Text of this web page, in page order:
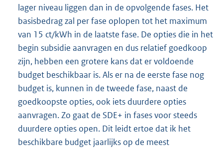
lager niveau liggen dan in de opvolgende fases. Het
basisbedrag zal per fase oplopen tot het maximum
van 15 ct/kWh in de laatste fase. De opties die in het
begin subsidie aanvragen en dus relatief goedkoop
zijn, hebben een grotere kans dat er voldoende
budget beschikbaar is. Als er na de eerste fase nog
budget is, kunnen in de tweede fase, naast de
goedkoopste opties, ook iets duurdere opties
aanvragen. Zo gaat de SDE+ in fases voor steeds
duurdere opties open. Dit leidt ertoe dat ik het
beschikbare budget jaarlijks op de meest